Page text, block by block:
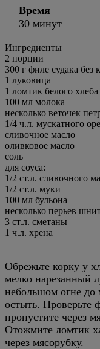
Время
30 минут
Ингредиенты
2 порции
300 г филе судака без
1 луковица
1 ломтик белого хлеба
100 мл молока
несколько веточек
1/4 ч.л. мускатного
сливочное масло
оливковое масло
соль
для соуса:
1/2 ст.л. сливочного
1/2 ст.л. муки
100 мл бульона
несколько перьев
3 ст.л. сметаны
1 ч.л. хрена
Обрежьте корку у
мелко нарезанный
небольшом огне до
остыть. Проверьте
пропустите через
Отожмите ломтик
через мясорубку.